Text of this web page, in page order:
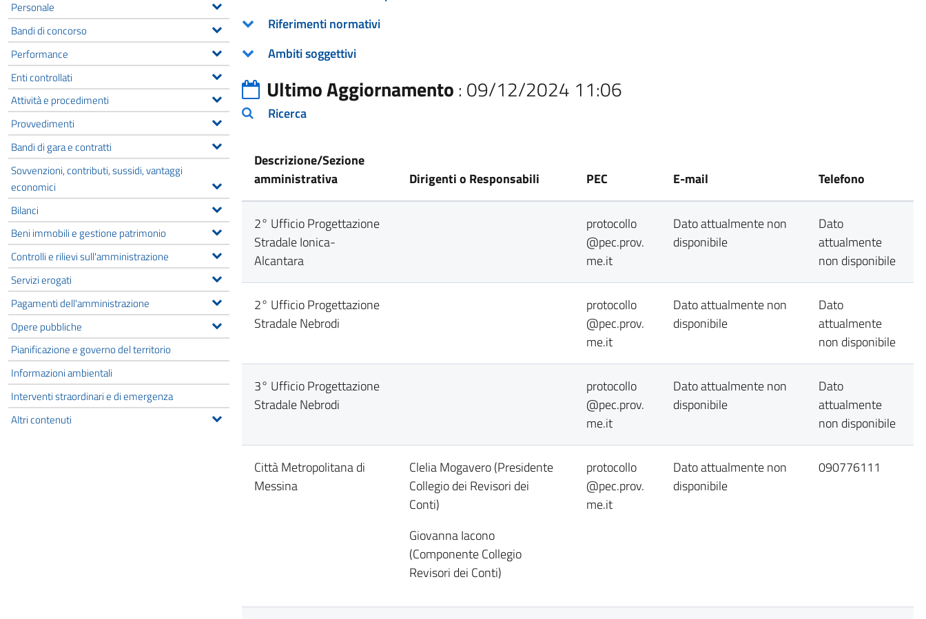
Personale
Bandi di concorso
Performance
Enti controllati
Attività e procedimenti
Provvedimenti
Bandi di gara e contratti
Sovvenzioni, contributi, sussidi, vantaggi
economici
Bilanci
Beni immobili e gestione patrimonio
Controlli e rilievi sull'amministrazione
Servizi erogati
Pagamenti dell'amministrazione
Opere pubbliche
Pianificazione e governo del territorio
Informazioni ambientali
Interventi straordinari e di emergenza
Altri contenuti
Riferimenti normativi
Ambiti soggettivi
Ultimo Aggiornamento : 09/12/2024 11:06
Ricerca
Descrizione/Sezione
amministrativa
Dirigenti o Responsabili PEC E-mail Telefono
2° Ufficio Progettazione
Stradale Ionica-
Alcantara
protocollo
@pec.prov.
me.it
Dato attualmente non
disponibile
Dato
attualmente
non disponibile
2° Ufficio Progettazione
Stradale Nebrodi
protocollo
@pec.prov.
me.it
Dato attualmente non
disponibile
Dato
attualmente
non disponibile
3° Ufficio Progettazione
Stradale Nebrodi
protocollo
@pec.prov.
me.it
Dato attualmente non
disponibile
Dato
attualmente
non disponibile
Città Metropolitana di
Messina
Clelia Mogavero (Presidente
Collegio dei Revisori dei
Conti)
Giovanna Iacono
(Componente Collegio
Revisori dei Conti)
protocollo
@pec.prov.
me.it
Dato attualmente non
disponibile
090776111